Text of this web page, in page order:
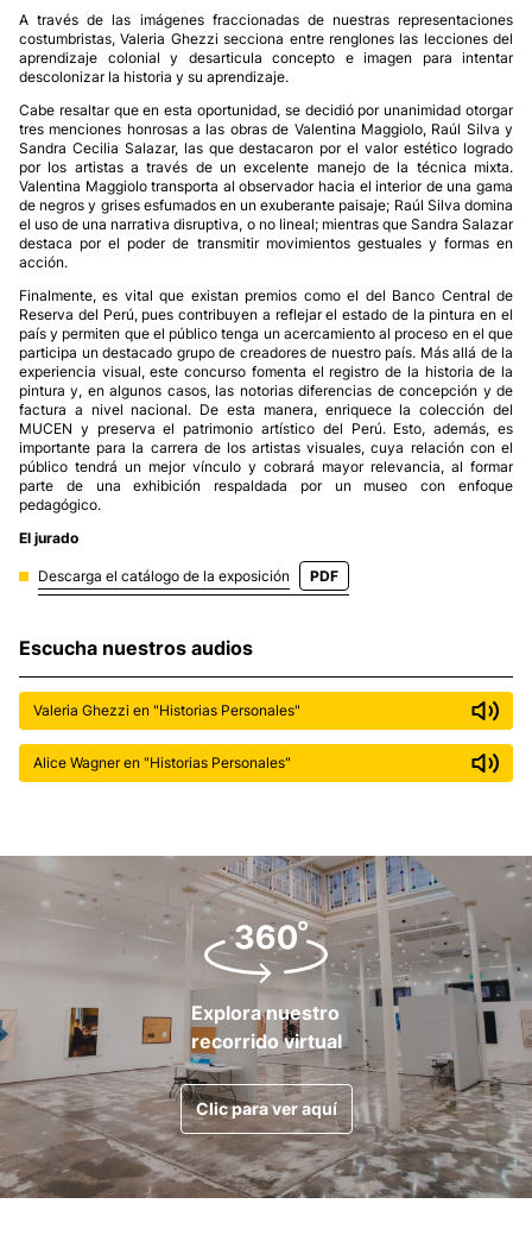
A través de las imágenes fraccionadas de nuestras representaciones
costumbristas, Valeria Ghezzi secciona entre renglones las lecciones del
aprendizaje colonial y desarticula concepto e imagen para intentar
descolonizar la historia y su aprendizaje.
Cabe resaltar que en esta oportunidad, se decidió por unanimidad otorgar
tres menciones honrosas a las obras de Valentina Maggiolo, Raúl Silva y
Sandra Cecilia Salazar, las que destacaron por el valor estético logrado
por los artistas a través de un excelente manejo de la técnica mixta.
Valentina Maggiolo transporta al observador hacia el interior de una gama
de negros y grises esfumados en un exuberante paisaje; Raúl Silva domina
el uso de una narrativa disruptiva, o no lineal; mientras que Sandra Salazar
destaca por el poder de transmitir movimientos gestuales y formas en
acción.
Finalmente, es vital que existan premios como el del Banco Central de
Reserva del Perú, pues contribuyen a reflejar el estado de la pintura en el
país y permiten que el público tenga un acercamiento al proceso en el que
participa un destacado grupo de creadores de nuestro país. Más allá de la
experiencia visual, este concurso fomenta el registro de la historia de la
pintura y, en algunos casos, las notorias diferencias de concepción y de
factura a nivel nacional. De esta manera, enriquece la colección del
MUCEN y preserva el patrimonio artístico del Perú. Esto, además, es
importante para la carrera de los artistas visuales, cuya relación con el
público tendrá un mejor vínculo y cobrará mayor relevancia, al formar
parte de una exhibición respaldada por un museo con enfoque
pedagógico.
El jurado
Descarga el catálogo de la exposición PDF
Escucha nuestros audios
Valeria Ghezzi en "Historias Personales"
Alice Wagner en "Historias Personales"
Explora nuestro
recorrido virtual
Clic para ver aquí